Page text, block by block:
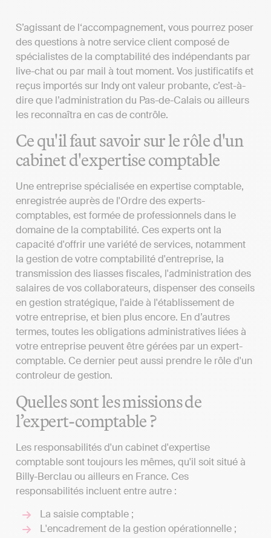
S’agissant de l‘accompagnement, vous pourrez poser
des questions à notre service client composé de
spécialistes de la comptabilité des indépendants par
live-chat ou par mail à tout moment. Vos justificatifs et
reçus importés sur Indy ont valeur probante, c’est-à-
dire que l’administration du Pas-de-Calais ou ailleurs
les reconnaîtra en cas de contrôle.
Ce qu'il faut savoir sur le rôle d'un
cabinet d'expertise comptable
Une entreprise spécialisée en expertise comptable,
enregistrée auprès de l'Ordre des experts-
comptables, est formée de professionnels dans le
domaine de la comptabilité. Ces experts ont la
capacité d'offrir une variété de services, notamment
la gestion de votre comptabilité d'entreprise, la
transmission des liasses fiscales, l'administration des
salaires de vos collaborateurs, dispenser des conseils
en gestion stratégique, l'aide à l'établissement de
votre entreprise, et bien plus encore. En d’autres
termes, toutes les obligations administratives liées à
votre entreprise peuvent être gérées par un expert-
comptable. Ce dernier peut aussi prendre le rôle d'un
controleur de gestion.
Quelles sont les missions de
l’expert-comptable ?
Les responsabilités d'un cabinet d'expertise
comptable sont toujours les mêmes, qu'il soit situé à
Billy-Berclau ou ailleurs en France. Ces
responsabilités incluent entre autre :
La saisie comptable ;
L'encadrement de la gestion opérationnelle ;